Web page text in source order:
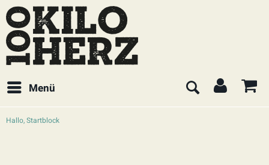
Menü
Hallo, Startblock